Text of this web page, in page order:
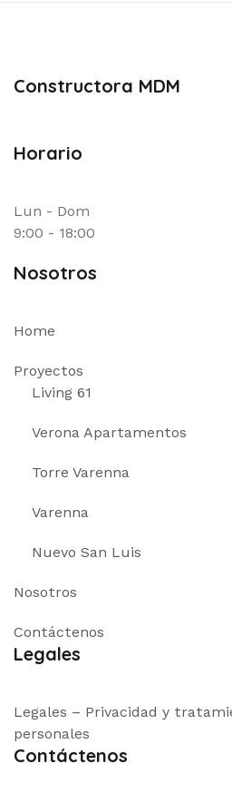
Constructora MDM
Horario
Lun - Dom
9:00 - 18:00
Nosotros
Home
Proyectos
Living 61
Verona Apartamentos
Torre Varenna
Varenna
Nuevo San Luis
Nosotros
Contáctenos
Legales
Legales – Privacidad y
personales
Contáctenos